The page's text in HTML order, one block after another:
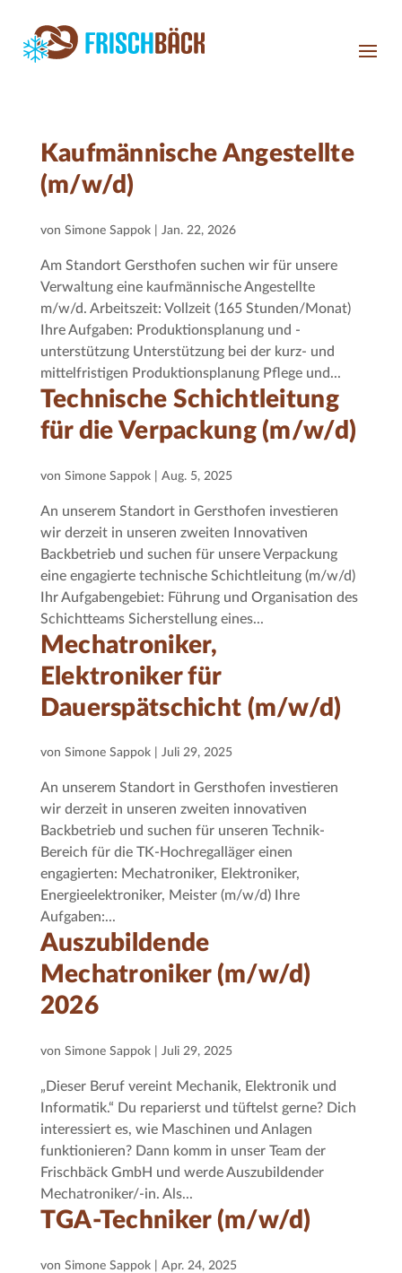
Kaufmännische Angestellte
(m/w/d)
von Simone Sappok| Jan. 22, 2026
Am Standort Gersthofen suchen wir für unsere
Verwaltung eine kaufmännische Angestellte
m/w/d. Arbeitszeit: Vollzeit (165 Stunden/Monat)
Ihre Aufgaben: Produktionsplanung und -
unterstützung Unterstützung bei der kurz- und
mittelfristigen Produktionsplanung Pflege und...
Technische Schichtleitung
für die Verpackung (m/w/d)
von Simone Sappok| Aug. 5, 2025
An unserem Standort in Gersthofen investieren
wir derzeit in unseren zweiten Innovativen
Backbetrieb und suchen für unsere Verpackung
eine engagierte technische Schichtleitung (m/w/d)
Ihr Aufgabengebiet: Führung und Organisation des
Schichtteams Sicherstellung eines...
Mechatroniker,
Elektroniker für
Dauerspätschicht (m/w/d)
von Simone Sappok| Juli 29, 2025
An unserem Standort in Gersthofen investieren
wir derzeit in unseren zweiten innovativen
Backbetrieb und suchen für unseren Technik-
Bereich für die TK-Hochregalläger einen
engagierten: Mechatroniker, Elektroniker,
Energieelektroniker, Meister (m/w/d) Ihre
Aufgaben:...
Auszubildende
Mechatroniker (m/w/d)
2026
von Simone Sappok| Juli 29, 2025
„Dieser Beruf vereint Mechanik, Elektronik und
Informatik.“ Du reparierst und tüftelst gerne? Dich
interessiert es, wie Maschinen und Anlagen
funktionieren? Dann komm in unser Team der
Frischbäck GmbH und werde Auszubildender
Mechatroniker/-in. Als...
TGA-Techniker (m/w/d)
von Simone Sappok| Apr. 24, 2025